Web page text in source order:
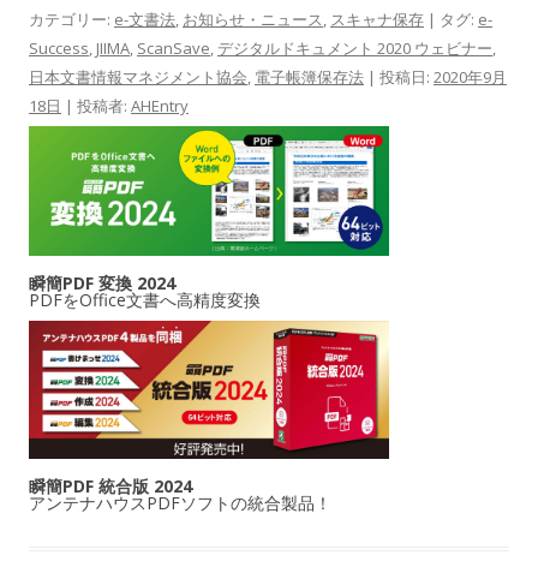
カテゴリー: e-文書法, お知らせ・ニュース, スキャナ保存 | タグ: e-
Success, JIIMA, ScanSave, デジタルドキュメント 2020 ウェビナー,
日本文書情報マネジメント協会, 電子帳簿保存法 | 投稿日: 2020年9月
18日 | 投稿者: AHEntry
瞬簡PDF 変換 2024
PDFをOffice文書へ高精度変換
瞬簡PDF 統合版 2024
アンテナハウスPDFソフトの統合製品！